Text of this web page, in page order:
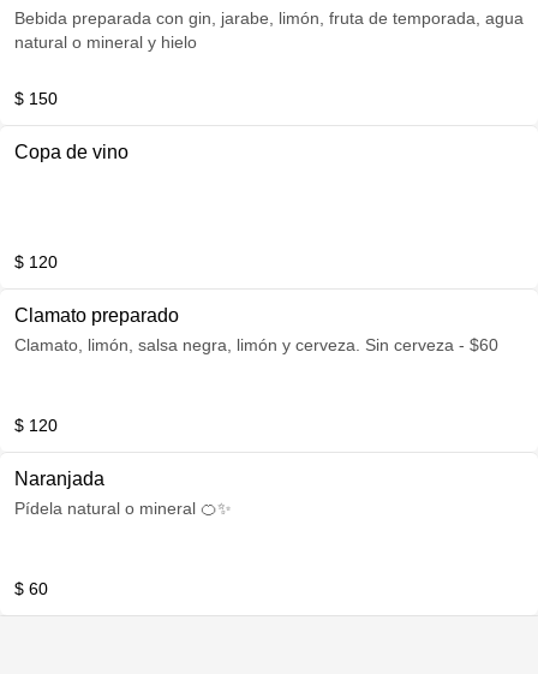
Bebida preparada con gin, jarabe, limón, fruta de temporada, agua
natural o mineral y hielo
$ 150
Copa de vino
$ 120
Clamato preparado
Clamato, limón, salsa negra, limón y cerveza. Sin cerveza - $60
$ 120
Naranjada
Pídela natural o mineral 🍊✨
$ 60